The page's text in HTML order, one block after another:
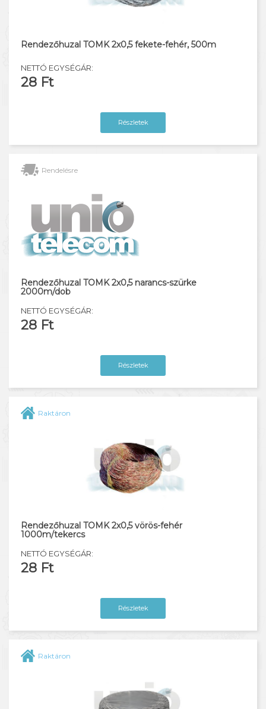
Rendezőhuzal
Műszerek, szerszámok
Szekrények, dobozok
Szerelt patch kábelek
Csatlakozók, toldók
Mobiltorony kábel
Solar kábel
Rendezőhuzal TOMK 2x0,5 fekete-fehér, 500m
NETTÓ EGYSÉGÁR:
28 Ft
Részletek
Rendelésre
Rendezőhuzal TOMK 2x0,5 narancs-szürke
2000m/dob
NETTÓ EGYSÉGÁR:
28 Ft
Részletek
Raktáron
Rendezőhuzal TOMK 2x0,5 vörös-fehér
1000m/tekercs
NETTÓ EGYSÉGÁR:
28 Ft
Részletek
Raktáron